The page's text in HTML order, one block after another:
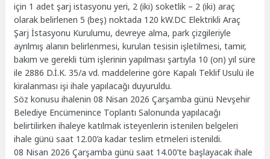
için 1 adet şarj istasyonu yeri, 2 (iki) soketlik – 2 (iki) araç
olarak belirlenen 5 (beş) noktada 120 kW.DC Elektrikli Araç
Şarj İstasyonu Kurulumu, devreye alma, park çizgileriyle
ayrılmış alanın belirlenmesi, kurulan tesisin işletilmesi, tamir,
bakım ve gerekli tüm işlerinin yapılması şartıyla 10 (on) yıl süre
ile 2886 D.İ.K. 35/a vd. maddelerine göre Kapalı Teklif Usulü ile
kiralanması işi ihale yapılacağı duyuruldu.
Söz konusu ihalenin 08 Nisan 2026 Çarşamba günü Nevşehir
Belediye Encümenince Toplantı Salonunda yapılacağı
belirtilirken ihaleye katılmak isteyenlerin istenilen belgeleri
ihale günü saat 12.00’a kadar teslim etmeleri istenildi.
08 Nisan 2026 Çarşamba günü saat 14.00’te başlayacak ihale